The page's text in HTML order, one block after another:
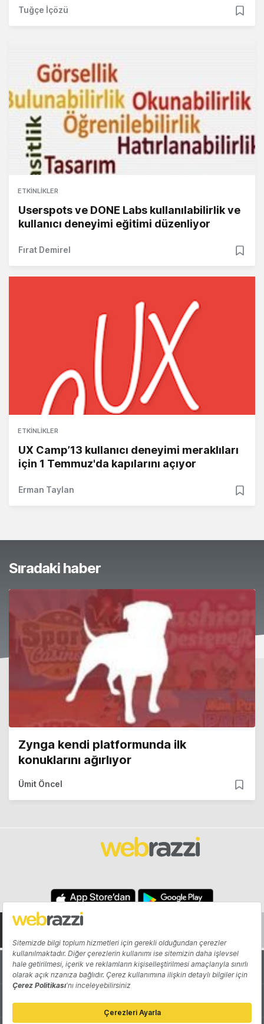
Tuğçe İçözü
ETKINLIKLER
Userspots ve DONE Labs kullanılabilirlik ve
kullanıcı deneyimi eğitimi düzenliyor
Fırat Demirel
ETKINLIKLER
UX Camp’13 kullanıcı deneyimi meraklıları
için 1 Temmuz'da kapılarını açıyor
Erman Taylan
Sıradaki haber
Zynga kendi platformunda ilk
konuklarını ağırlıyor
Ümit Öncel
Hakkında Yazarlar
Katkıda Bulun Reklam